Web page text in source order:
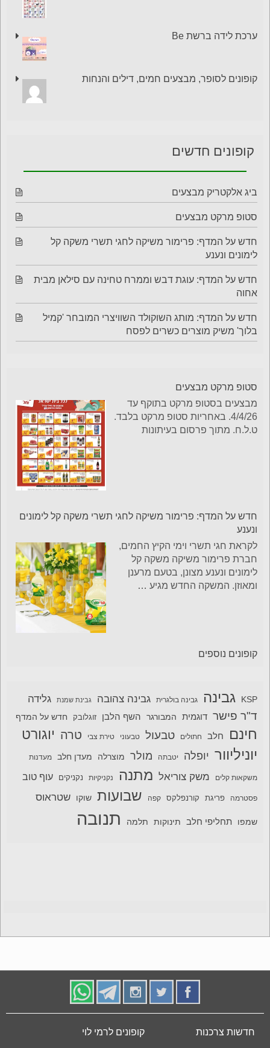
ערכת לידה ברשת Be
קופונים לסופר, מבצעים חמים, דילים והנחות
קופונים חדשים
ביג אלקטריק מבצעים
סטופ מרקט מבצעים
חדש על המדף: פרימור משיקה לחגי תשרי משקה קל
לימונים ונענע
חדש על המדף: עוגת דבש וממרח טחינה עם סילאן מבית
אחוה
חדש על המדף: מותג השוקולד השוויצרי המובחר 'קמיל
בלוך' משיק מוצרים כשרים לפסח
סטופ מרקט מבצעים
מבצעים בסטופ מרקט בתוקף עד
4/4/26. באחריות סטופ מרקט בלבד.
ט.ל.ח. מתוך פרסום בעיתונות
חדש על המדף: פרימור משיקה לחגי תשרי משקה קל לימונים
ונענע
לקראת חגי תשרי וימי הקיץ החמים,
חברת פרימור משיקה משקה קל
לימונים ונענע מצונן, בטעם מרענן
ומאוזן. המשקה החדש מגיע …
קופונים נוספים
KSP גבינה גבינה בולגרית גבינה צהובה גבינת שמנת גלידה
ד"ר פישר דוגמית המבורגר השף הלבן זוגלובק חדש על המדף
חינם חלב חתולים טבעול טבעוני טירת צבי טרה יוגורט
יוניליוור יופלה יטבתה מולר מוצרלה מעדן חלב מעדנות
משקאות קלים משק צוריאל מתנה נקניקיות נקניקים עוף טוב
פסטרמה פריגת קורנפלקס קפה שבועות שוקו שטראוס
שמפו תחליפי חלב תינוקות תלמה תנובה
חדשות צרכנות קופונים לרמי לוי